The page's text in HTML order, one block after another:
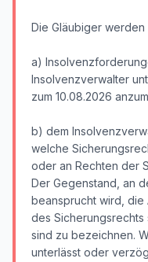
Die Gläubiger
a)
Insolvenzverwalter
zum 10.08.2026
b) dem
welche
oder an Rechten der
Der Gegenstand, an
beansprucht wird, die
des
sind zu bezeichnen.
unterlässt oder